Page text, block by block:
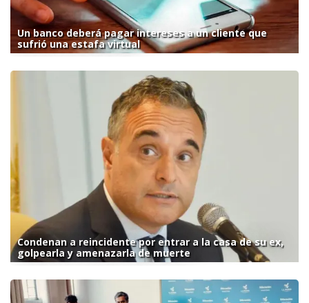
Un banco deberá pagar intereses a un cliente que
sufrió una estafa virtual
Condenan a reincidente por entrar a la casa de su ex,
golpearla y amenazarla de muerte